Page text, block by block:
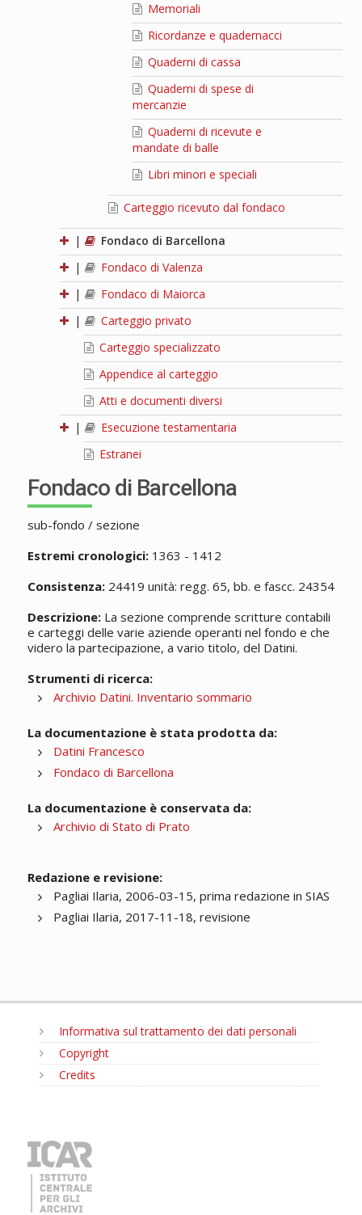
Memoriali
Ricordanze e quadernacci
Quaderni di cassa
Quaderni di spese di
mercanzie
Quaderni di ricevute e
mandate di balle
Libri minori e speciali
Carteggio ricevuto dal fondaco
|
Fondaco di Barcellona
|
Fondaco di Valenza
|
Fondaco di Maiorca
|
Carteggio privato
Carteggio specializzato
Appendice al carteggio
Atti e documenti diversi
|
Esecuzione testamentaria
Estranei
Fondaco di Barcellona
sub-fondo / sezione
Estremi cronologici:1363 - 1412
Consistenza:24419 unità: regg. 65, bb. e fascc. 24354
Descrizione:La sezione comprende scritture contabili
e carteggi delle varie aziende operanti nel fondo e che
videro la partecipazione, a vario titolo, del Datini.
Strumenti di ricerca:
Archivio Datini. Inventario sommario
La documentazione è stata prodotta da:
Datini Francesco
Fondaco di Barcellona
La documentazione è conservata da:
Archivio di Stato di Prato
Redazione e revisione:
Pagliai Ilaria, 2006-03-15, prima redazione in SIAS
Pagliai Ilaria, 2017-11-18, revisione
Informativa sul trattamento dei dati personali
Copyright
Credits